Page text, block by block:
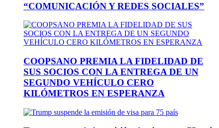
“COMUNICACIÓN Y REDES SOCIALES”
COOPSANO PREMIA LA FIDELIDAD DE
SUS SOCIOS CON LA ENTREGA DE UN
SEGUNDO VEHÍCULO CERO
KILÓMETROS EN ESPERANZA